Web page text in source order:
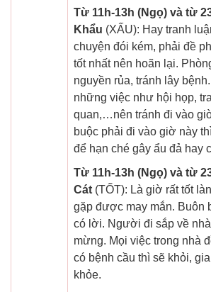
Từ 11h-13h (Ngọ) và từ
Khẩu (XẤU): Hay tranh
chuyện đói kém, phải đề
tốt nhất nên hoãn lại.
nguyền rủa, tránh lây
những việc như hội họp,
quan,…nên tránh đi vào
buộc phải đi vào giờ này
để hạn ché gây ẩu đả hay
Từ 11h-13h (Ngọ) và từ
Cát (TỐT): Là giờ rất tốt
gặp được may mắn. Buôn
có lời. Người đi sắp về
mừng. Mọi việc trong nhà
có bệnh cầu thì sẽ khỏi,
khỏe.